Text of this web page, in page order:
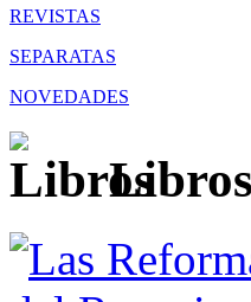
REVISTAS
SEPARATAS
NOVEDADES